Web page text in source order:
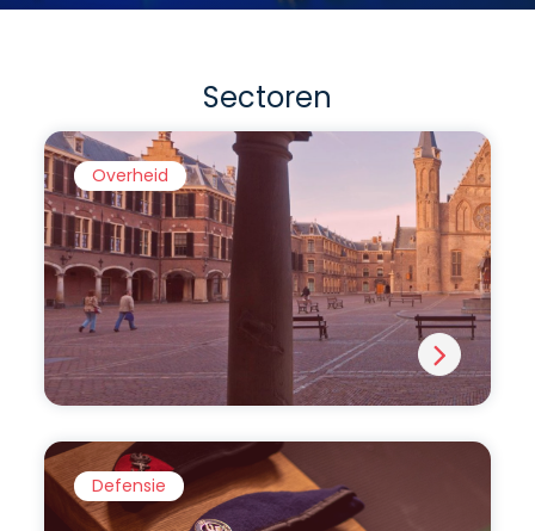
Sectoren
Overheid
Defensie